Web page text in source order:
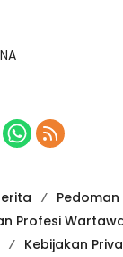
Pedoman
Profesi
Kebijakan